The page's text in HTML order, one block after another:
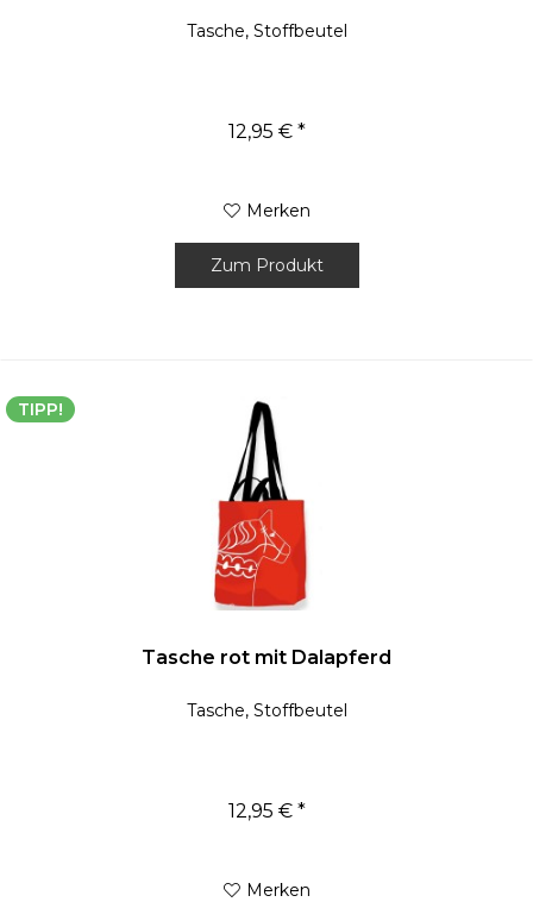
Tasche, Stoffbeutel
12,95 € *
Merken
Zum Produkt
TIPP!
Tasche rot mit Dalapferd
Tasche, Stoffbeutel
12,95 € *
Merken